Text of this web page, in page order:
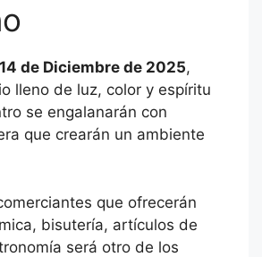
de Diciembre de 2025,
lleno de luz, color y espíritu
se engalanarán con
que crearán un ambiente
que ofrecerán
bisutería, artículos de
será otro de los